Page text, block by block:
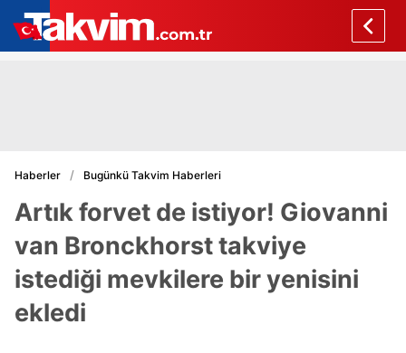
Haberler Bugünkü Takvim Haberleri
Artık forvet de istiyor! Giovanni
van Bronckhorst takviye
istediği mevkilere bir yenisini
ekledi